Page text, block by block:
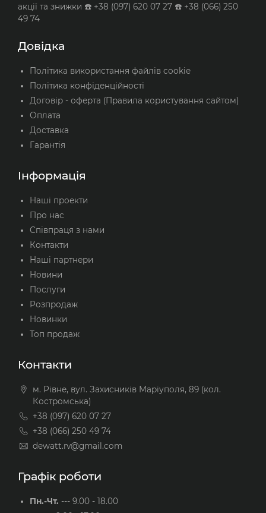
акції та знижки ☎️ +38 (097) 620 07 27 ☎️ +38 (066) 250
49 74
Довідка
Політика використання файлів cookie
Політика конфіденційності
Договір - оферта (Правила користування сайтом)
Оплата
Доставка
Гарантія
Інформація
Наші проекти
Про нас
Співпраця з нами
Контакти
Наші партнери
Новини
Послуги
Розпродаж
Новинки
Топ продаж
Контакти
м. Рівне, вул. Захисників Маріуполя, 89 (кол.
Костромська)
+38 (097) 620 07 27
+38 (066) 250 49 74
dewatt.rv@gmail.com
Графік роботи
Пн.-Чт. --- 9.00 - 18.00